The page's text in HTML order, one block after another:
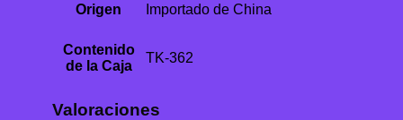
Origen Importado de China
Contenido
de la Caja
TK-362
Valoraciones